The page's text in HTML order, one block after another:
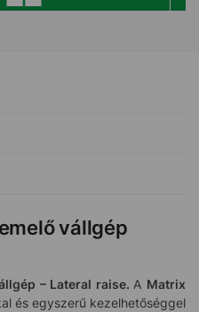
vállgép
– Lateral raise. A Matrix
és egyszerű kezelhetőséggel